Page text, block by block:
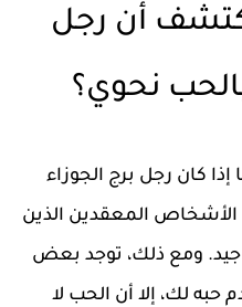
أن رجل
نحوي؟
كان رجل برج الجوزاء
الأشخاص المعقدين الذين
ومع ذلك، توجد بعض
حبه لك، إلا أن الحب لا